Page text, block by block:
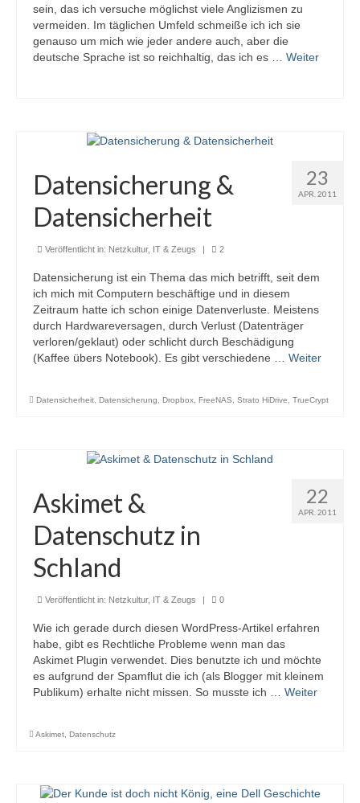
sein, das ich versuche möglichst viele Anglizismen zu
vermeiden. Im täglichen Umfeld schmeiße ich ich sie
genauso um mich wie jeder andere auch, aber die
deutsche Sprache ist so reichhaltig, das ich es … Weiter
23
APR. 2011
Datensicherung &
Datensicherheit
Veröffentlicht in: Netzkultur, IT & Zeugs | 2
Datensicherung ist ein Thema das mich betrifft, seit dem
ich mich mit Computern beschäftige und in diesem
Zeitraum hatte ich schon einige Datenverluste. Meistens
durch Hardwareversagen, durch Verlust (Datenträger
verloren/geklaut) oder schlicht durch Beschädigung
(Kaffee übers Notebook). Es gibt verschiedene … Weiter
Datensicherheit Datensicherung Dropbox FreeNAS Strato HiDrive TrueCrypt
22
APR. 2011
Askimet &
Datenschutz in
Schland
Veröffentlicht in: Netzkultur, IT & Zeugs | 0
Wie ich gerade durch diesen WordPress-Artikel erfahren
habe, gibt es Rechtliche Probleme wenn man das
Askimet Plugin verwendet. Dies benutzte ich und möchte
es aufgrund der Spamflut die ich (als Blogger mit kleinem
Publikum) erhalte nicht missen. So musste ich … Weiter
Askimet Datenschutz